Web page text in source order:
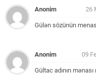
Anonim 26
Gülən sözünün
Anonim 09
Gültac adının mənası